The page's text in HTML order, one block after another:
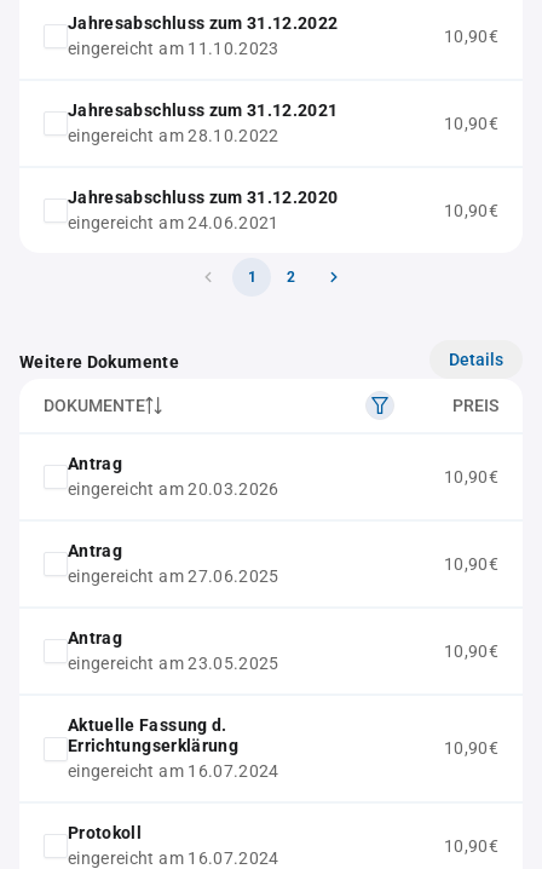
Jahresabschluss zum 31.12.2022
eingereicht am 11.10.2023
10,90€
Jahresabschluss zum 31.12.2021
eingereicht am 28.10.2022
10,90€
Jahresabschluss zum 31.12.2020
eingereicht am 24.06.2021
10,90€
1 2
Weitere Dokumente Details
DOKUMENTE PREIS
Antrag
eingereicht am 20.03.2026
10,90€
Antrag
eingereicht am 27.06.2025
10,90€
Antrag
eingereicht am 23.05.2025
10,90€
Aktuelle Fassung d.
Errichtungserklärung
eingereicht am 16.07.2024
10,90€
Protokoll
eingereicht am 16.07.2024
10,90€